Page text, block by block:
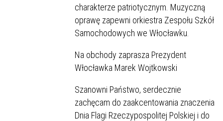
charakterze patriotycznym. Muzyczną
oprawę zapewni orkiestra Zespołu Szkół
Samochodowych we Włocławku.
Na obchody zaprasza Prezydent
Włocławka Marek Wojtkowski
Szanowni Państwo, serdecznie
zachęcam do zaakcentowania znaczenia
Dnia Flagi Rzeczypospolitej Polskiej i do